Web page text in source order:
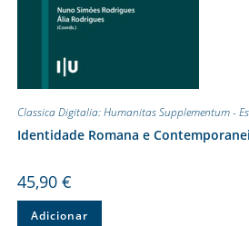
Classica Digitalia: Humanitas Supplementum -
Identidade Romana e
45,90 €
Adicionar